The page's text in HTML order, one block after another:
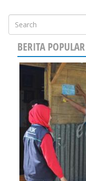
Search
BERITA POPULAR